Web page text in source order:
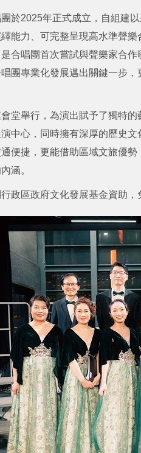
於2025年正式成立，自組建
能力、可完整呈現高水準聲
合唱團首次嘗試與聲樂家合
團專業化發展邁出關鍵一步
堂舉行，為演出賦予了獨特
中心，同時擁有深厚的歷史
便捷，更能借助區域文旅優
涵。
政區政府文化發展基金資助